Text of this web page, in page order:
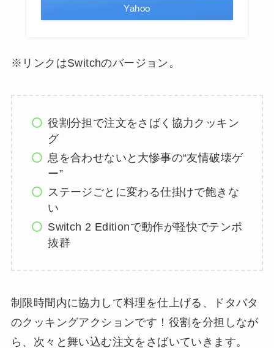
Yahoo
※リンクはSwitchのバージョン。
役割分担で注文をさばく協力クッキン
グ
息を合わせないと大惨事の“友情破壊ゲ
ー”
ステージごとに変わる仕掛けで飽きな
い
Switch 2 Editionで動作が軽快でテンポ
抜群
制限時間内に協力して料理を仕上げる、ドタバタ
のクッキングアクションです！役割を分担しなが
ら、次々と舞い込む注文をさばいていきます。